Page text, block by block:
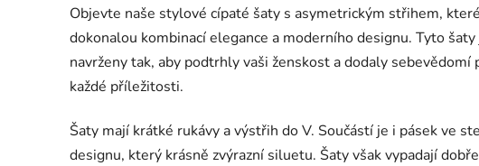
Objevte naše stylové cípaté šaty s asymetrickým střihem,
dokonalou kombinací elegance a moderního designu. Tyto šaty
navrženy tak, aby podtrhly vaši ženskost a dodaly sebevědomí
každé příležitosti.
Šaty mají krátké rukávy a výstřih do V. Součástí je i pásek ve
designu, který krásně zvýrazní siluetu. Šaty však vypadají